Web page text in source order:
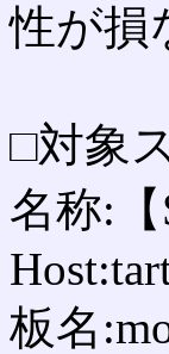
性が損
□対象
名称:
板名